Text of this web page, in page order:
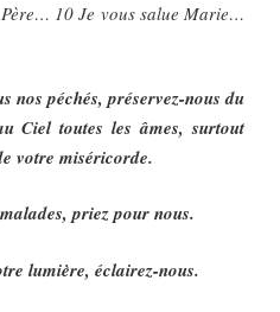
10 Je vous salue Marie…
nos péchés, préservez-nous du
Ciel toutes les âmes, surtout
votre miséricorde.
priez pour nous.
lumière, éclairez-nous.